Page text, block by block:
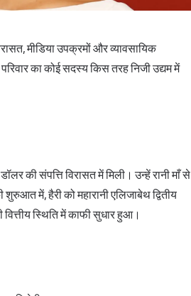
मीडिया उपक्रमों और व्यावसायिक
का कोई सदस्य किस तरह निजी उद्यम में
की संपत्ति विरासत में मिली। उन्हें रानी माँ से
में, हैरी को महारानी एलिजाबेथ द्वितीय
स्थिति में काफी सुधार हुआ।